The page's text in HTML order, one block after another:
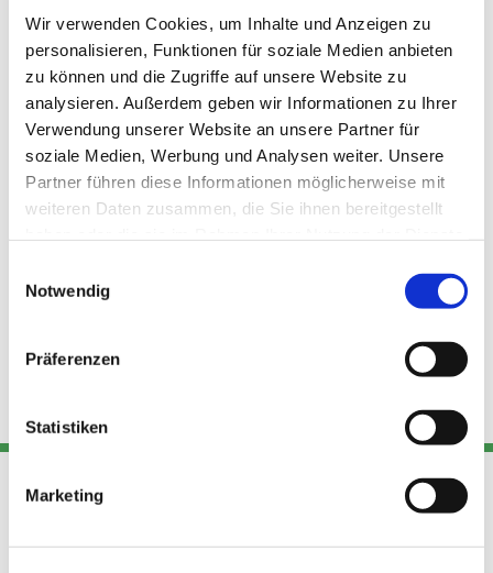
Wir verwenden Cookies, um Inhalte und Anzeigen zu
personalisieren, Funktionen für soziale Medien anbieten
zu können und die Zugriffe auf unsere Website zu
analysieren. Außerdem geben wir Informationen zu Ihrer
Verwendung unserer Website an unsere Partner für
soziale Medien, Werbung und Analysen weiter. Unsere
Partner führen diese Informationen möglicherweise mit
weiteren Daten zusammen, die Sie ihnen bereitgestellt
Notwendig
Präferenzen
Statistiken
Marketing
Adresse
Kont
Links